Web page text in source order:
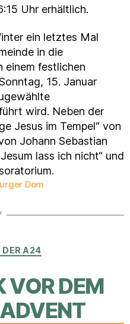
Uhr erhältlich.
ein letztes Mal
in die
einem festlichen
15. Januar
wird. Neben der
Jesus im Tempel“ von
Johann Sebastian
lass ich nicht“ und
Dom
DER A24
VOR DEM